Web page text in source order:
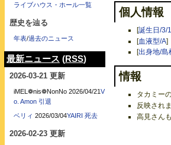
個人情報
[誕生日/3/
[血液型/A]
[出身地/島
情報
タカミー
反映され
高見さん
ライブハウス・ホール一覧
歴史を辿る
年表/過去のニュース
最新ニュース (RSS)
2026-03-21 更新
iMEL❁nis❁NonNo 2026/04/21 V
o. Amon 引退
ベリィ 2026/03/04YAIRI 死去
2026-02-23 更新